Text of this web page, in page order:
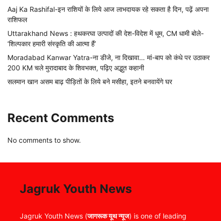
Aaj Ka Rashifal-इन राशियों के लिये आज लाभदायक रहे सकता है दिन, पढ़ें अपना
राशिफल
Uttarakhand News : हथकरघा उत्पादों की देश-विदेश में धूम, CM धामी बोले-
‘शिल्पकार हमारी संस्कृति की आत्मा हैं’
Moradabad Kanwar Yatra-ना डीजे, ना दिखावा… मां-बाप को कंधे पर उठाकर
200 KM चले मुरादाबाद के शिवभक्त, पढ़िए अद्भुत कहानी
सलमान खान असम बाढ़ पीड़ितों के लिये बने मसीहा, इतने बनवायेंगे घर
Recent Comments
No comments to show.
Jagruk Youth News
Jagruk Youth News (जागरूक यूथ न्यूज) is one of leading